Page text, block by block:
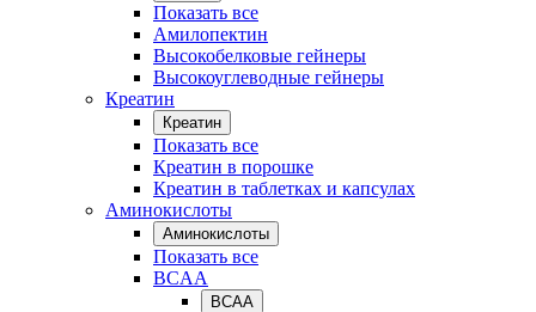
Показать все
Амилопектин
Высокобелковые гейнеры
Высокоуглеводные гейнеры
Креатин
Креатин
Показать все
Креатин в порошке
Креатин в таблетках и капсулах
Аминокислоты
Аминокислоты
Показать все
BCAA
BCAA